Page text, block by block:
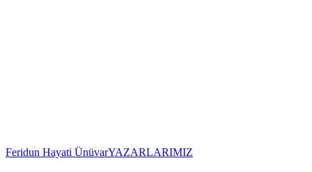
Feridun Hayati ÜnüvarYAZARLARIMIZ